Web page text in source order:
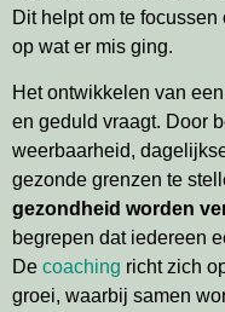
Dit helpt om te
op wat er mis ging.
Het ontwikkelen van
en geduld vraagt. Door
weerbaarheid,
gezonde grenzen te
gezondheid worden
begrepen dat iedereen
De coaching richt zich
groei, waarbij samen